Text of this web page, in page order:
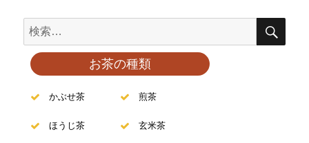
お茶の種類
かぶせ茶
ほうじ茶
煎茶
玄米茶